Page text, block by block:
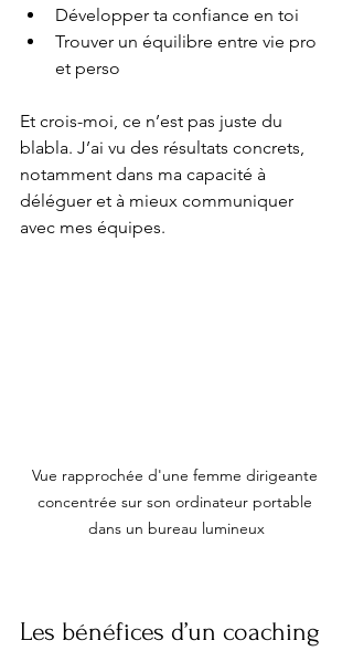
Développer ta confiance en toi
Trouver un équilibre entre vie pro
et perso
Et crois-moi, ce n’est pas juste du
blabla. J’ai vu des résultats concrets,
notamment dans ma capacité à
déléguer et à mieux communiquer
avec mes équipes.
Vue rapprochée d'une femme dirigeante
concentrée sur son ordinateur portable
dans un bureau lumineux
Les bénéfices d’un coaching